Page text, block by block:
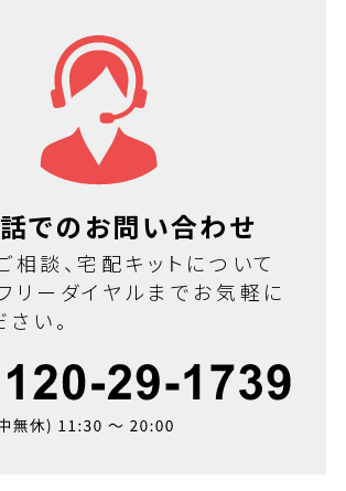
でのお問い合わせ
相談、宅配キットについて
リーダイヤルまでお気軽に
い。